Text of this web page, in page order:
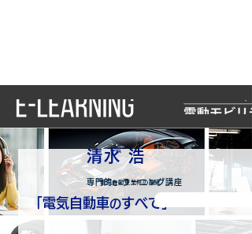
清水 浩
電気自動車業界の権威
​学長
専門的e-ラーニング講座
「電気自動車のすべて